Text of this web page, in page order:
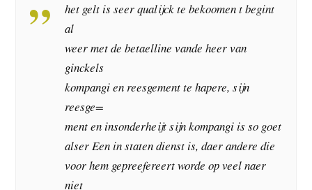
het gelt is seer qualijck te bekoomen t begint
al
weer met de betaelline vande heer van
ginckels
kompangi en reesgement te hapere, sijn
reesge=
ment en insonderheijt sijn kompangi is so goet
alser Een in staten dienst is, daer andere die
voor hem gepreefereert worde op veel naer
niet